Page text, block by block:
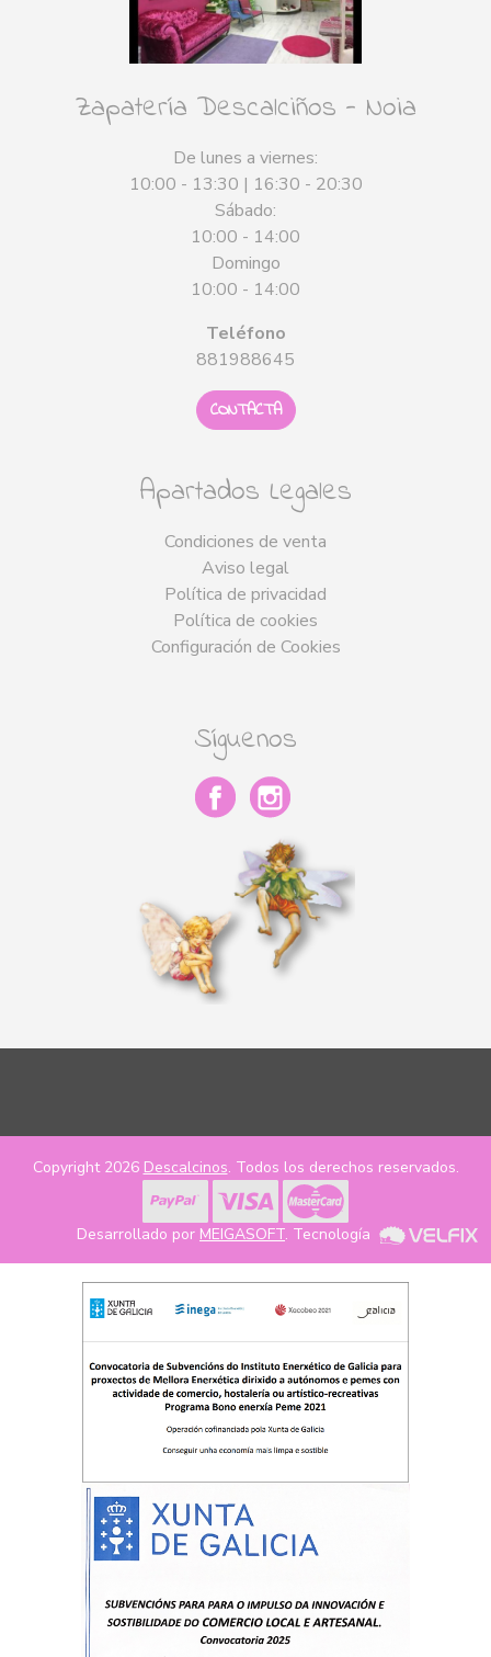
Zapatería Descalciños - Noia
De lunes a viernes:
10:00 - 13:30 | 16:30 - 20:30
Sábado:
10:00 - 14:00
Domingo
10:00 - 14:00
Teléfono
881988645
CONTACTA
Apartados Legales
Condiciones de venta
Aviso legal
Política de privacidad
Política de cookies
Configuración de Cookies
Síguenos
Copyright 2026 Descalcinos. Todos los derechos reservados.
Desarrollado por MEIGASOFT. Tecnología